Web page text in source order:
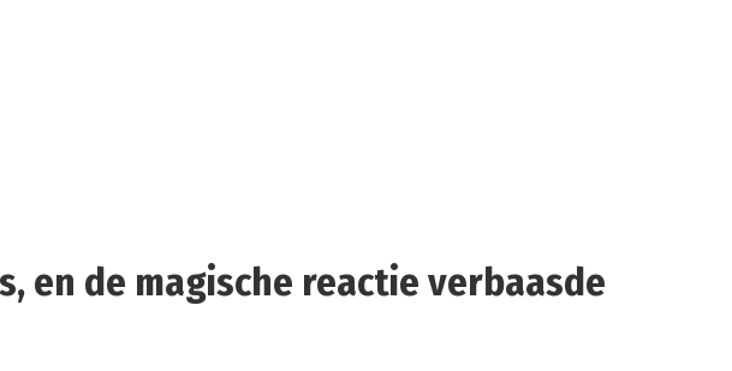
en de magische reactie verbaasde